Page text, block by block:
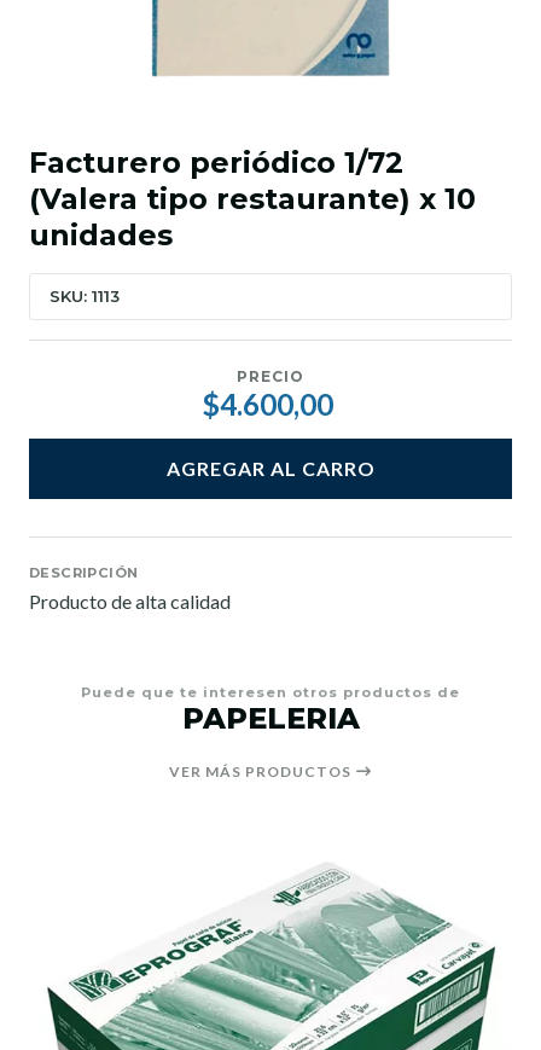
Facturero periódico 1/72
(Valera tipo restaurante) x 10
unidades
SKU: 1113
PRECIO
$4.600,00
AGREGAR AL CARRO
DESCRIPCIÓN
Producto de alta calidad
Puede que te interesen otros productos de
PAPELERIA
VER MÁS PRODUCTOS